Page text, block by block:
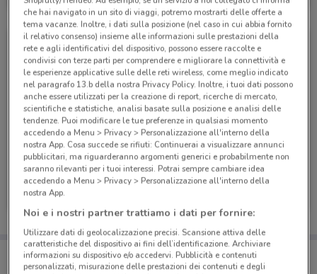
Ferplast Ferplast
Porta DoveConviene sempre con te!
Puoi trovare le migliori offerte dei negozi vicino a te,
che hai navigato in un sito di viaggi, potremo mostrarti delle offerte a
tema vacanze. Inoltre, i dati sulla posizione (nel caso in cui abbia fornito
il relativo consenso) insieme alle informazioni sulle prestazioni della
rete e agli identificativi del dispositivo, possono essere raccolte e
condivisi con terze parti per comprendere e migliorare la connettività e
le esperienze applicative sulle delle reti wireless, come meglio indicato
nel paragrafo 13.b della nostra Privacy Policy. Inoltre, i tuoi dati possono
anche essere utilizzati per la creazione di report, ricerche di mercato,
scientifiche e statistiche, analisi basate sulla posizione e analisi delle
tendenze. Puoi modificare le tue preferenze in qualsiasi momento
accedendo a Menu > Privacy > Personalizzazione all'interno della
nostra App. Cosa succede se rifiuti: Continuerai a visualizzare annunci
pubblicitari, ma riguarderanno argomenti generici e probabilmente non
saranno rilevanti per i tuoi interessi. Potrai sempre cambiare idea
accedendo a Menu > Privacy > Personalizzazione all'interno della
nostra App.
Noi e i nostri partner trattiamo i dati per fornire:
Utilizzare dati di geolocalizzazione precisi. Scansione attiva delle
caratteristiche del dispositivo ai fini dell’identificazione. Archiviare
informazioni su dispositivo e/o accedervi. Pubblicità e contenuti
personalizzati, misurazione delle prestazioni dei contenuti e degli